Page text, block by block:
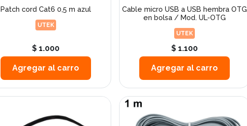
Patch cord Cat6 0,5 m azul
UTEK
$ 1.000
Agregar al carro
Cable micro USB a USB hembra OTG
en bolsa / Mod. UL-OTG
UTEK
$ 1.100
Agregar al carro